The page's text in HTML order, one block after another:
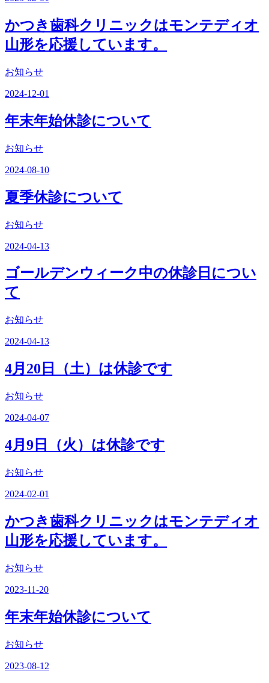
かつき歯科クリニックはモンテディオ
山形を応援しています。
お知らせ
2024-12-01
年末年始休診について
お知らせ
2024-08-10
夏季休診について
お知らせ
2024-04-13
ゴールデンウィーク中の休診日につい
て
お知らせ
2024-04-13
4月20日（土）は休診です
お知らせ
2024-04-07
4月9日（火）は休診です
お知らせ
2024-02-01
かつき歯科クリニックはモンテディオ
山形を応援しています。
お知らせ
2023-11-20
年末年始休診について
お知らせ
2023-08-12